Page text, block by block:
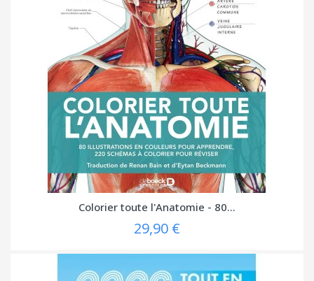
Colorier toute l'Anatomie - 80...
29,90 €